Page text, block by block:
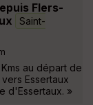
Flers-
Saint-
au départ de
Essertaux
d'Essertaux. »